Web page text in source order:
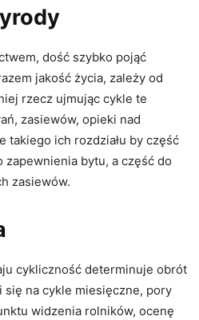
dość szybko pojąć
jakość życia, zależy od
rzecz ujmując cykle te
zasiewów, opieki nad
takiego ich rozdziału by część
zapewnienia bytu, a część do
zasiewów.
cykliczność determinuje obrót
na cykle miesięczne, pory
widzenia rolników, ocenę